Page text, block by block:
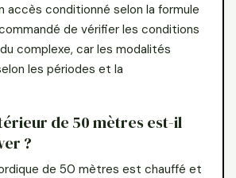
accès conditionné selon la formule
de vérifier les conditions
complexe, car les modalités
les périodes et la
de 50 mètres est-il
?
de 50 mètres est chauffé et